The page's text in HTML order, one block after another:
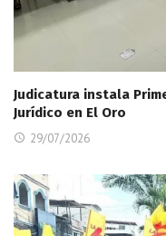
Judicatura instala
Jurídico en El Oro
29/07/2026